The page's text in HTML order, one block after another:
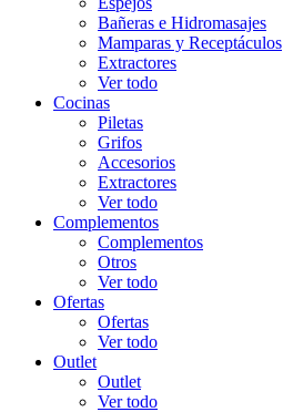
Bañeras e Hidromasajes
Mamparas y Receptáculos
Extractores
Ver todo
Cocinas
Piletas
Grifos
Accesorios
Extractores
Ver todo
Complementos
Complementos
Otros
Ver todo
Ofertas
Ofertas
Ver todo
Outlet
Outlet
Ver todo